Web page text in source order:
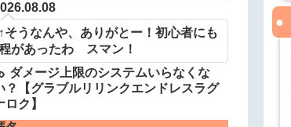
↑そうなんや、ありがとー！初心者にも
があったわ スマン！
ダメージ上限のシステムいらなくな
？【グラブルリリンクエンドレスラグ
ロク】